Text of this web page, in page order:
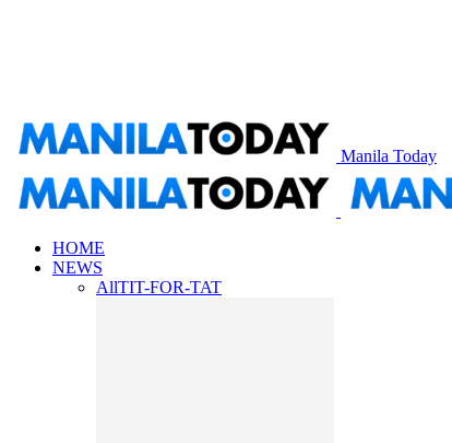
Manila Today
HOME
NEWS
AllTIT-FOR-TAT